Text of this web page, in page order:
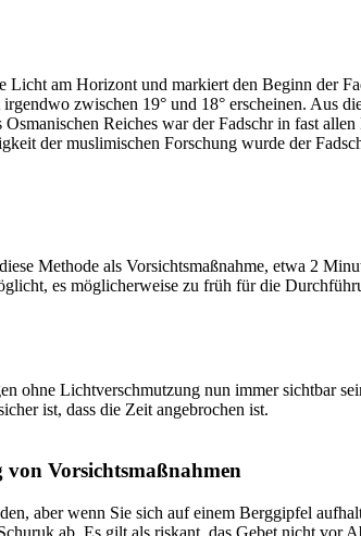
Licht am Horizont und markiert den Beginn der
zwischen 19° und 18° erscheinen. Aus
Reiches war der Fadschr in fast
der muslimischen Forschung wurde der
Methode als Vorsichtsmaßnahme, etwa 2
es möglicherweise zu früh für die
ohne Lichtverschmutzung nun immer sichtbar
ist, dass die Zeit angebrochen ist.
Vorsichtsmaßnahmen
aber wenn Sie sich auf einem Berggipfel